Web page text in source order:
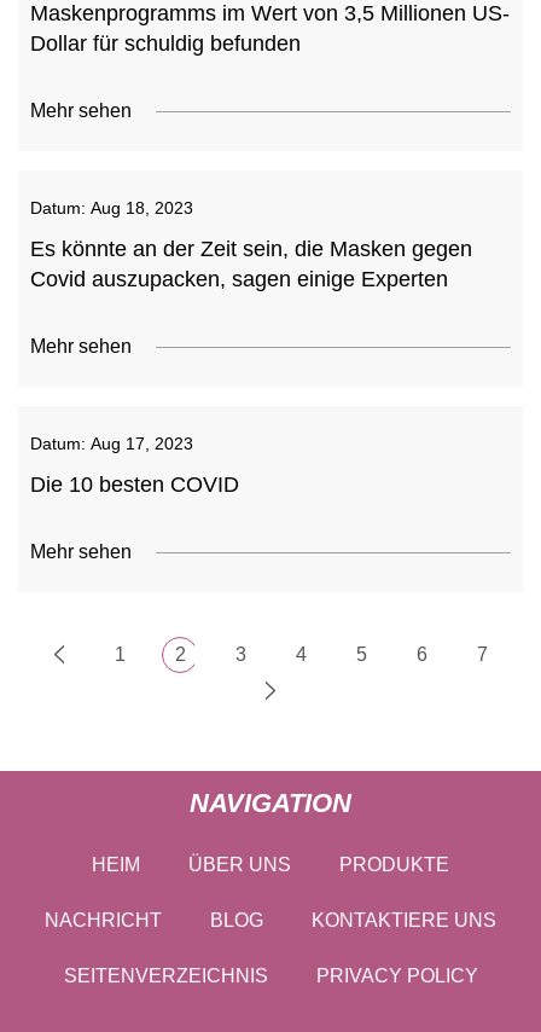
Maskenprogramms im Wert von 3,5 Millionen US-
Dollar für schuldig befunden
Mehr sehen
Datum: Aug 18, 2023
Es könnte an der Zeit sein, die Masken gegen
Covid auszupacken, sagen einige Experten
Mehr sehen
Datum: Aug 17, 2023
Die 10 besten COVID
Mehr sehen
1 2 3 4 5 6 7
NAVIGATION
HEIM ÜBER UNS PRODUKTE
NACHRICHT BLOG KONTAKTIERE UNS
SEITENVERZEICHNIS PRIVACY POLICY